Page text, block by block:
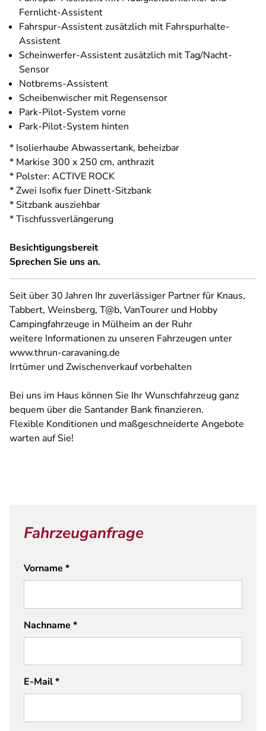
Fernlicht-Assistent
Fahrspur-Assistent zusätzlich mit Fahrspurhalte-
Assistent
Scheinwerfer-Assistent zusätzlich mit Tag/Nacht-
Sensor
Notbrems-Assistent
Scheibenwischer mit Regensensor
Park-Pilot-System vorne
Park-Pilot-System hinten
* Isolierhaube Abwassertank, beheizbar
* Markise 300 x 250 cm, anthrazit
* Polster: ACTIVE ROCK
* Zwei Isofix fuer Dinett-Sitzbank
* Sitzbank ausziehbar
* Tischfussverlängerung
Besichtigungsbereit
Sprechen Sie uns an.
Seit über 30 Jahren Ihr zuverlässiger Partner für Knaus,
Tabbert, Weinsberg, T@b, VanTourer und Hobby
Campingfahrzeuge in Mülheim an der Ruhr
weitere Informationen zu unseren Fahrzeugen unter
www.thrun-caravaning.de
Irrtümer und Zwischenverkauf vorbehalten
Bei uns im Haus können Sie Ihr Wunschfahrzeug ganz
bequem über die Santander Bank finanzieren.
Flexible Konditionen und maßgeschneiderte Angebote
warten auf Sie!
Fahrzeuganfrage
Vorname *
Nachname *
E-Mail*